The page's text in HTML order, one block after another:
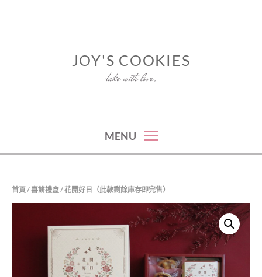
JOY'S COOKIES
bake with love.
MENU
首頁/喜餅禮盒/ 花開好日（此款剩餘庫存即完售）